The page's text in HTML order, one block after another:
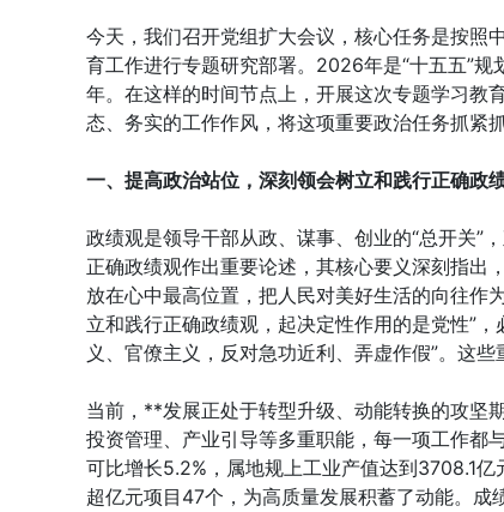
今天，我们召开党组扩大会议，核心任务是按照
育工作进行专题研究部署。2026年是“十五五”
年。在这样的时间节点上，开展这次专题学习教
态、务实的工作作风，将这项重要政治任务抓紧
一、提高政治站位，深刻领会树立和践行正确政
政绩观是领导干部从政、谋事、创业的“总开关”
正确政绩观作出重要论述，其核心要义深刻指出
放在心中最高位置，把人民对美好生活的向往作
立和践行正确政绩观，起决定性作用的是党性”
义、官僚主义，反对急功近利、弄虚作假”。这
当前，**发展正处于转型升级、动能转换的攻坚
投资管理、产业引导等多重职能，每一项工作都
可比增长5.2%，属地规上工业产值达到3708.1
超亿元项目47个，为高质量发展积蓄了动能。